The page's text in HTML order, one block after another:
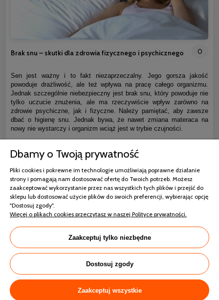
Brak snu – skutki dla zdrowia fizycznego i psychicznego 0
Sen jest ważny i to fakt niezaprzeczalny. Jego gorsza jakość
powoduje drażliwość, ale też wpływa na pracę całego organizmu.
Jednak szczególnie niebezpieczny jest brak snu, który powoduje nie
tylko uczucie znużenia, ale ma rzeczywiście wpływ zarówno na
zdrowie psychiczne, jak i fizyczne. Należy pamiętać, aby zawsze
dbać o higienę snu. Jednak bywa, że nawet zmiana materaca na
nowy nie wystarczy i organizm wciąż jest w trybie czujności.
czytaj całość »
Ból kręgosłupa piersiowego i dyskopatia lędźwiowa – jak
spać bez bólu?
Dbamy o Twoją prywatność
Pliki cookies i pokrewne im technologie umożliwiają poprawne działanie
strony i pomagają nam dostosować ofertę do Twoich potrzeb. Możesz
zaakceptować wykorzystanie przez nas wszystkich tych plików i przejść do
sklepu lub dostosować użycie plików do swoich preferencji, wybierając opcję
"Dostosuj zgody".
Więcej o plikach cookies przeczytasz w naszej Polityce prywatności.
Zaakceptuj tylko niezbędne
Dostosuj zgody
Zaakceptuj wszystkie